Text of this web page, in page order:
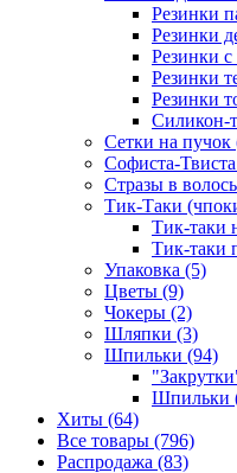
Резинки
Резинки
Резинки
Резинки
Резинки
Силикон-
Сетки на пучок
Софиста-
Стразы в
Тик-Таки
Тик-таки
Тик-таки
Упаковка (5)
Цветы (9)
Чокеры (2)
Шляпки (3)
Шпильки (94)
Шпильки
Хиты (64)
Все товары (796)
Распродажа (83)